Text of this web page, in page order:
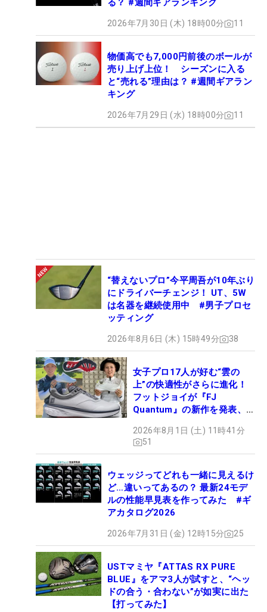
る？ #週間ギアランキング
2026年7月30日 (木) 18時00分 11
物価高でも7,000円前後のボールが
売り上げ上位！ シーズンに入る
と“売れる”理由は？ #週間ギアラン
キング
2026年7月29日 (水) 18時00分 11
“替えないプロ”今平周吾が10年ぶり
にドライバーチェンジ！ UT、5W
は名器を継続使用中 #男子プロセ
ッティング
2026年8月6日 (木) 15時49分 38
女子プロ17人が好む“雲の
上”の快適性がさらに進化！
フットジョイが『FJ
Quantum』の新作を発表、8
2026年8月1日 (土) 11時41分
51
ウェッジってどれも一緒に見えるけ
ど…違いってあるの？ 最新24モデ
ルの性能早見表を作ってみた #ギ
アカタログ2026
2026年7月31日 (金) 12時15分 25
USTマミヤ『ATTAS RX PURE
BLUE』をアマ3人が試すと、“ヘッ
ドの合う・合わない”が如実に出た
【打ってみた】